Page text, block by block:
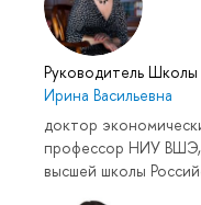
Руководитель
Ирина Васильевна
доктор
профессор НИУ ВШЭ,
высшей школы